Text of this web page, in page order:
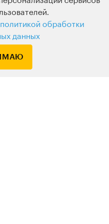
политикой обработки
данных